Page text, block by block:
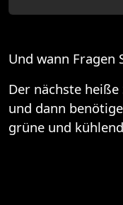
Und wann Fragen
Der nächste
und dann
grüne und